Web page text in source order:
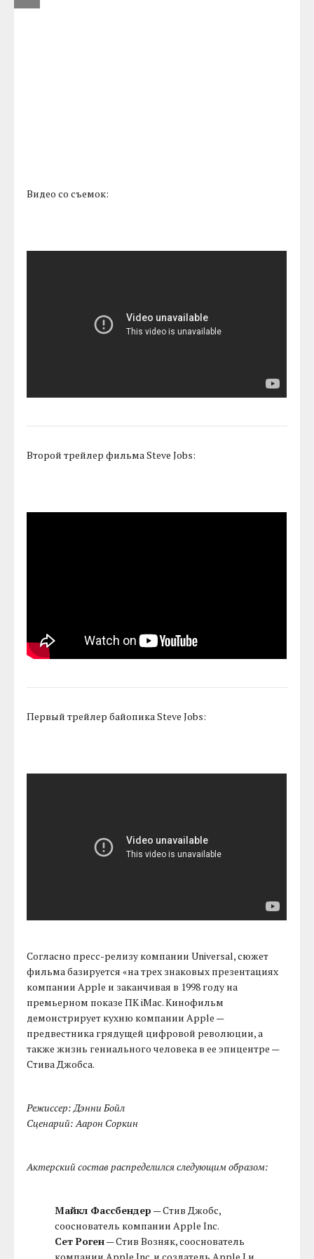
Видео со съемок:
Второй трейлер фильма Steve Jobs:
Первый трейлер байопика Steve Jobs:
Согласно пресс-релизу компании Universal, сюжет
фильма базируется «на трех знаковых презентациях
компании Apple и заканчивая в 1998 году на
премьерном показе ПК iMac. Кинофильм
демонстрирует кухню компании Apple —
предвестника грядущей цифровой революции, а
также жизнь гениального человека в ее эпицентре —
Стива Джобса.
Режиссер: Дэнни Бойл
Сценарий: Аарон Соркин
Актерский состав распределился следующим образом:
Майкл Фассбендер — Стив Джобс,
сооснователь компании Apple Inc.
Сет Роген— Стив Возняк, сооснователь